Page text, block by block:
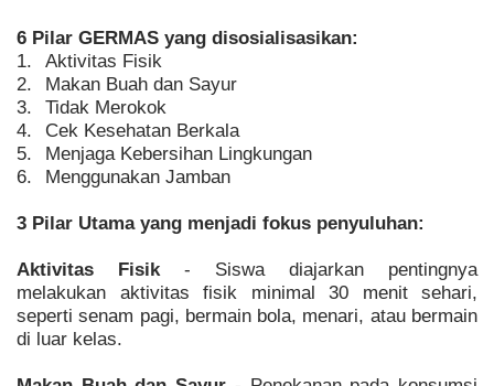
6 Pilar GERMAS yang disosialisasikan:
1.
Aktivitas Fisik
2.
Makan Buah dan Sayur
3.
Tidak Merokok
4.
Cek Kesehatan Berkala
5.
Menjaga Kebersihan Lingkungan
6.
Menggunakan Jamban
3 Pilar Utama yang menjadi fokus penyuluhan:
Aktivitas Fisik- Siswa diajarkan pentingnya
melakukan aktivitas fisik minimal 30 menit sehari,
seperti senam pagi, bermain bola, menari, atau bermain
di luar kelas.